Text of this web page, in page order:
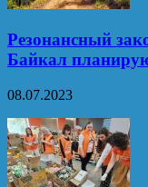
Резонансный
Байкал
08.07.2023